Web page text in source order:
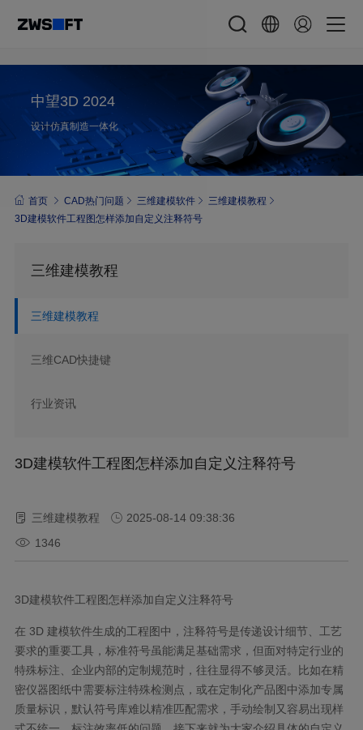
中望3D 2024
设计仿真制造一体化
首页 CAD热门问题 三维建模软件
三维建模教程
3D建模软件工程图怎样添加自定义注释符号
三维建模教程
三维建模教程
三维CAD快捷键
行业资讯
3D建模软件工程图怎样添加自定义注释符号
三维建模教程
2025-08-14 09:38:36
1346
3D建模软件工程图怎样添加自定义注释符号
在 3D 建模软件生成的工程图中，注释符号是传递设计细节、工艺
要求的重要工具，标准符号虽能满足基础需求，但面对特定行业的
特殊标注、企业内部的定制规范时，往往显得不够灵活。比如在精
密仪器图纸中需要标注特殊检测点，或在定制化产品图中添加专属
质量标识，默认符号库难以精准匹配需求，手动绘制又容易出现样